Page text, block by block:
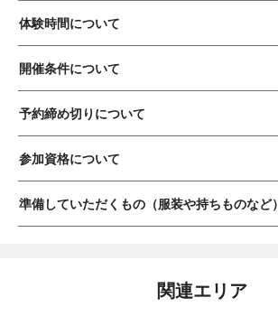
体験時間について
開催条件について
予約締め切りについて
参加資格について
準備していただくもの（服装や持ちものなど）
関連エリア